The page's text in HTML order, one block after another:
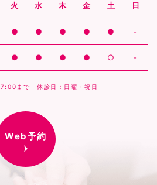
火 水 木 金 土 日
● ● ● ● ● -
● ● ● ● ○ -
まで 休診日：日曜・祝日
Web予約